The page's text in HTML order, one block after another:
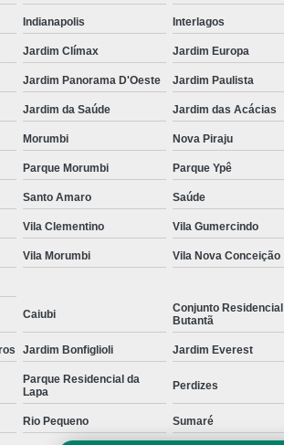
Indianapolis Interlagos
Jardim Clímax Jardim Europa
Jardim Panorama D'Oeste Jardim Paulista
Jardim da Saúde Jardim das Acácias
Morumbi Nova Piraju
Parque Morumbi Parque Ypê
Santo Amaro Saúde
Vila Clementino Vila Gumercindo
Vila Morumbi Vila Nova Conceição
Caiubi
Conjunto Residencial
Butantã
Jardim Bonfiglioli Jardim Everest
Parque Residencial da
Lapa
Perdizes
Rio Pequeno Sumaré